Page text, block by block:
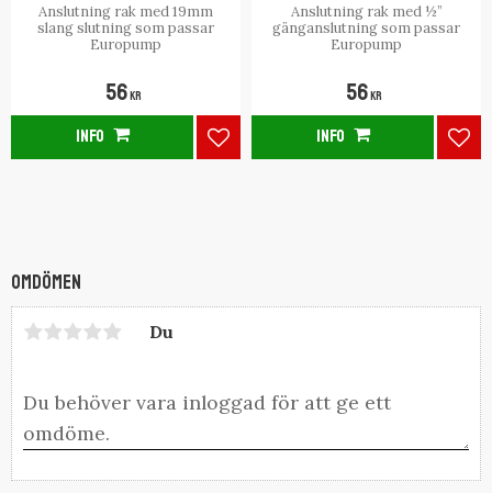
Omdömen
Du
Anslutning rak med 19mm
slang slutning som passar
Europump
56KR
Lägg till i favoriter
INFO
Anslutning rak med ½”
gänganslutning som passar
Europump
56KR
INFO